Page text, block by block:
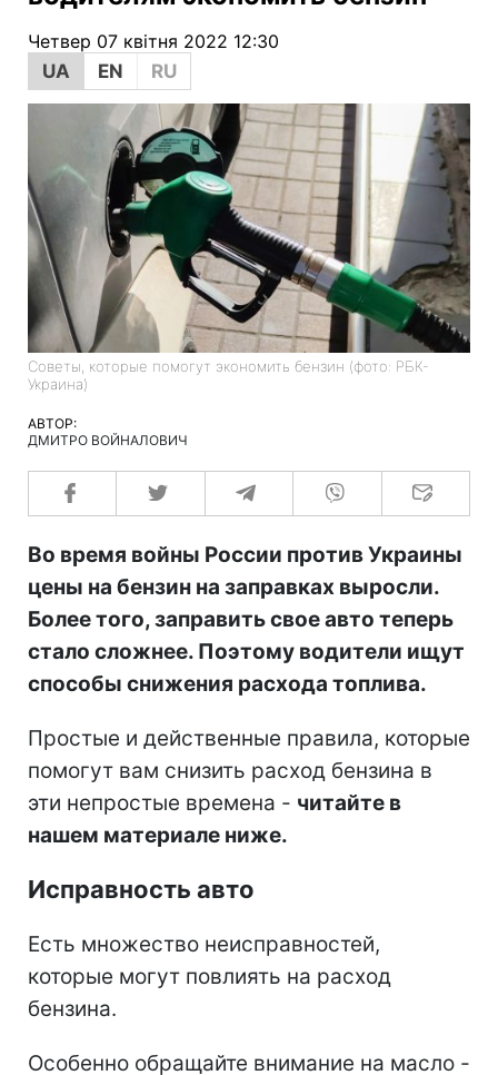
Четвер 07 квітня 2022 12:30
UA
EN RU
Советы, которые помогут экономить бензин (фото: РБК-
Украина)
АВТОР:
ДМИТРО ВОЙНАЛОВИЧ
Во время войны России против Украины
цены на бензин на заправках выросли.
Более того, заправить свое авто теперь
стало сложнее. Поэтому водители ищут
способы снижения расхода топлива.
Простые и действенные правила, которые
помогут вам снизить расход бензина в
эти непростые времена - читайте в
нашем материале ниже.
Исправность авто
Есть множество неисправностей,
которые могут повлиять на расход
бензина.
Особенно обращайте внимание на масло -